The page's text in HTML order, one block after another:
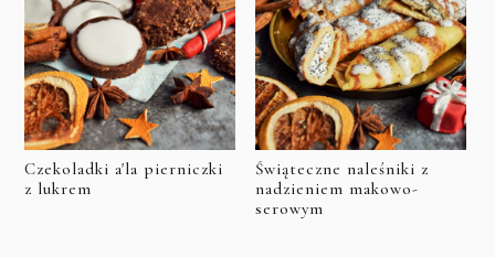
Czekoladki a'la pierniczki
z lukrem
Świąteczne naleśniki z
nadzieniem makowo-
serowym